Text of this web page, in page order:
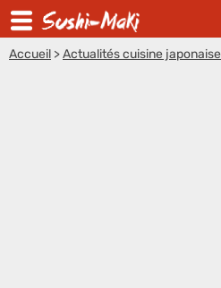
Accueil >Actualités cuisine japonaise